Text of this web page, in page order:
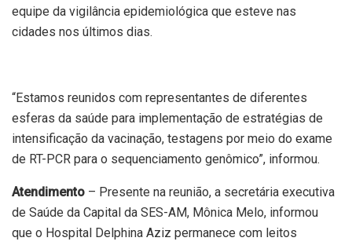
equipe da vigilância epidemiológica que esteve nas
cidades nos últimos dias.
“Estamos reunidos com representantes de diferentes
esferas da saúde para implementação de estratégias de
intensificação da vacinação, testagens por meio do exame
de RT-PCR para o sequenciamento genômico”, informou.
Atendimento – Presente na reunião, a secretária executiva
de Saúde da Capital da SES-AM, Mônica Melo, informou
que o Hospital Delphina Aziz permanece com leitos